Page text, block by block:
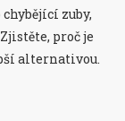
zuby,
proč je
alternativou.